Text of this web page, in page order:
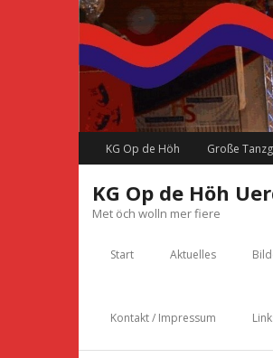
Skip
to
content
KG Op de Höh Große
KG Op de Höh
Met öch wolln mer fiere
Start Aktuelles
Kontakt / Impressum